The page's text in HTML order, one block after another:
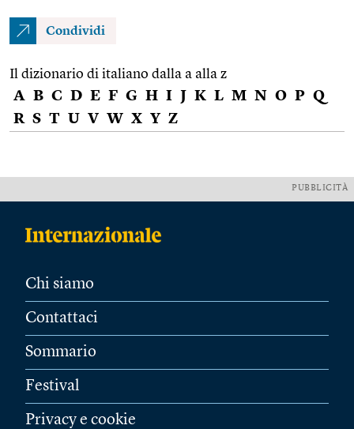
Condividi
Il dizionario di italiano dalla a alla z
A B C D E F G H I J K L M N O P Q
R S T U V W X Y Z
PUBBLICITÀ
Chi siamo
Contattaci
Sommario
Festival
Privacy e cookie